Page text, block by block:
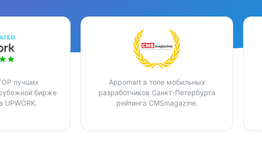
лучших
бирже
UPWORK.
Appomart в топе мобильных
разработчиков Санкт-Петербурга
рейтинга CMSmagazine.